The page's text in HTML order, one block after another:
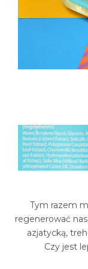
Tym razem
regenerować
azjatycką,
Czy jest